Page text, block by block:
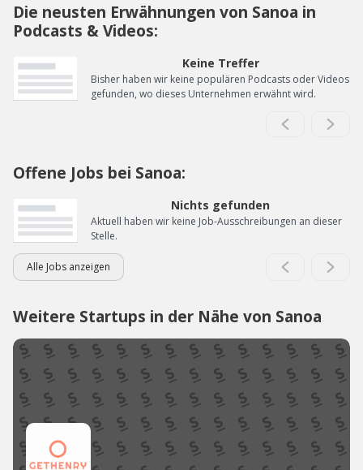
Die neusten Erwähnungen von Sanoa in
Podcasts & Videos:
Keine Treffer
Bisher haben wir keine populären Podcasts oder Videos
gefunden, wo dieses Unternehmen erwähnt wird.
Offene Jobs bei Sanoa:
Nichts gefunden
Aktuell haben wir keine Job-Ausschreibungen an dieser
Stelle.
Alle Jobs anzeigen
Weitere Startups in der Nähe von Sanoa